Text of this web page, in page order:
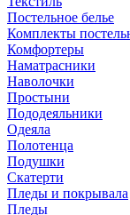
Постельное белье
Комплекты
Комфортеры
Наматрасники
Наволочки
Простыни
Пододеяльники
Одеяла
Полотенца
Подушки
Скатерти
Пледы и покрывала
Пледы